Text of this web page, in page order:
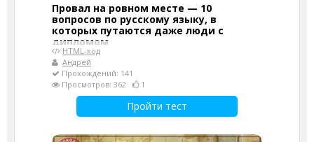
Провал на ровном месте — 10
вопросов по русскому языку, в
которых путаются даже люди с
дипломом
HTML-код
Андрей
Прохождений: 141
Просмотров: 362
1
Пройти тест